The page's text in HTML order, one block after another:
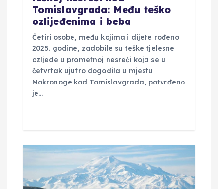
Tomislavgrada: Među teško
ozlijeđenima i beba
Četiri osobe, među kojima i dijete rođeno
2025. godine, zadobile su teške tjelesne
ozljede u prometnoj nesreći koja se u
četvrtak ujutro dogodila u mjestu
Mokronoge kod Tomislavgrada, potvrđeno
je…